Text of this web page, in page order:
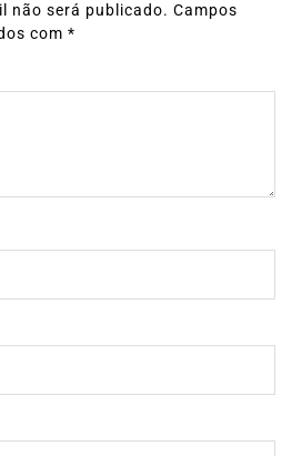
não será publicado. Campos
com *